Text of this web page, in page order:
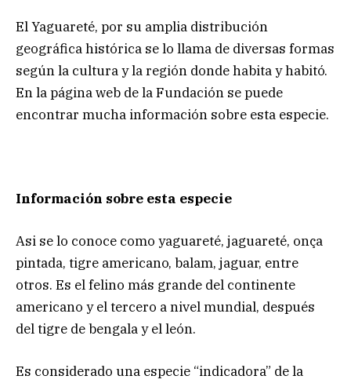
El Yaguareté, por su amplia distribución
geográfica histórica se lo llama de diversas formas
según la cultura y la región donde habita y habitó.
En la página web de la Fundación se puede
encontrar mucha información sobre esta especie.
Información sobre esta especie
Asi se lo conoce como yaguareté, jaguareté, onça
pintada, tigre americano, balam, jaguar, entre
otros. Es el felino más grande del continente
americano y el tercero a nivel mundial, después
del tigre de bengala y el león.
Es considerado una especie “indicadora” de la